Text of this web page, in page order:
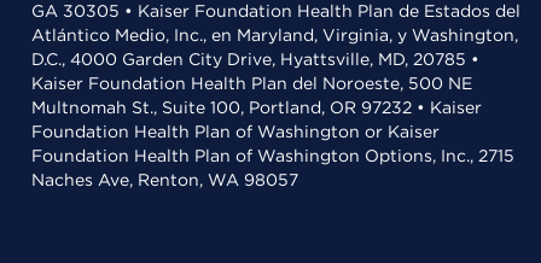
GA 30305 • Kaiser Foundation Health Plan de Estados del
Atlántico Medio, Inc., en Maryland, Virginia, y Washington,
D.C., 4000 Garden City Drive, Hyattsville, MD, 20785 •
Kaiser Foundation Health Plan del Noroeste, 500 NE
Multnomah St., Suite 100, Portland, OR 97232 • Kaiser
Foundation Health Plan of Washington or Kaiser
Foundation Health Plan of Washington Options, Inc., 2715
Naches Ave, Renton, WA 98057